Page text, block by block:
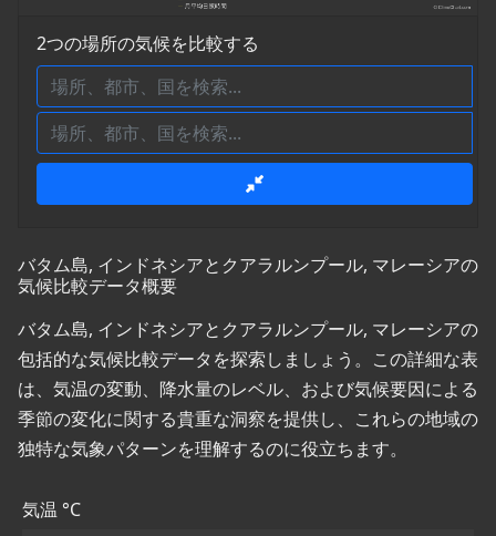
2つの場所の気候を比較する
バタム島, インドネシアとクアラルンプール, マレーシアの
気候比較データ概要
バタム島, インドネシアとクアラルンプール, マレーシアの
包括的な気候比較データを探索しましょう。この詳細な表
は、気温の変動、降水量のレベル、および気候要因による
季節の変化に関する貴重な洞察を提供し、これらの地域の
独特な気象パターンを理解するのに役立ちます。
気温 °C